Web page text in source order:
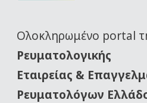
Oλοκληρωμένο portal
Ρευματολογικής
Εταιρείας &
Ρευματολόγων